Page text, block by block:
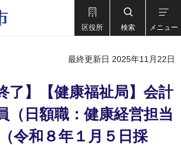
区役所 検索 メニュー
最終更新日 2025年11月22日
了】【健康福祉局】会計
（日額職：健康経営担当
令和８年１月５日採